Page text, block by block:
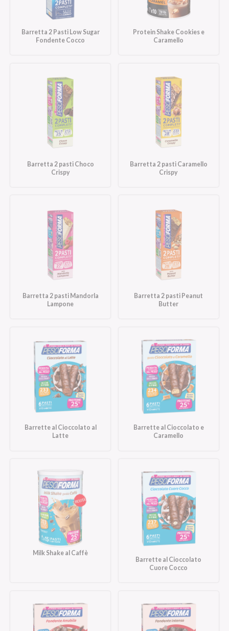
Barretta 2 Pasti Low Sugar
Fondente Cocco
Protein Shake Cookies e
Caramello
Barretta 2 pasti Choco
Crispy
Barretta 2 pasti Caramello
Crispy
Barretta 2 pasti Mandorla
Lampone
Barretta 2 pasti Peanut
Butter
Barrette al Cioccolato al
Latte
Barrette al Cioccolato e
Caramello
Milk Shake al Caffè
Barrette al Cioccolato
Cuore Cocco